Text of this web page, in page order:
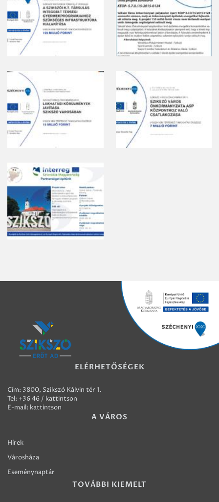
ELÉRHETŐSÉGEK
Cím: 3800, Szikszó Kálvin tér 1.
Tel: +36 46 / kattintson
E-mail: kattintson
A VÁROS
Hírek
Városháza
Eseménynaptár
TOVÁBBI KIEMELT